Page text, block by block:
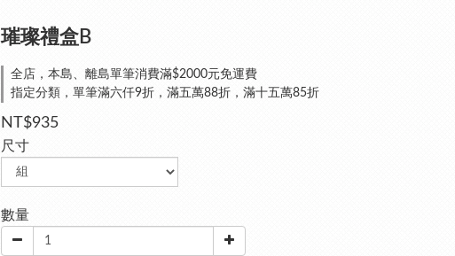
璀璨禮盒B
全店，本島、離島單筆消費滿$2000元免運費
指定分類，單筆滿六仟9折，滿五萬88折，滿十五萬85折
NT$935
尺寸
數量